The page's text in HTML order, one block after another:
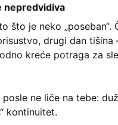
nepredvidiva
što je neko „poseban“.
drugi dan
kreće potraga za
ne liče na tebe:
kontinuitet.